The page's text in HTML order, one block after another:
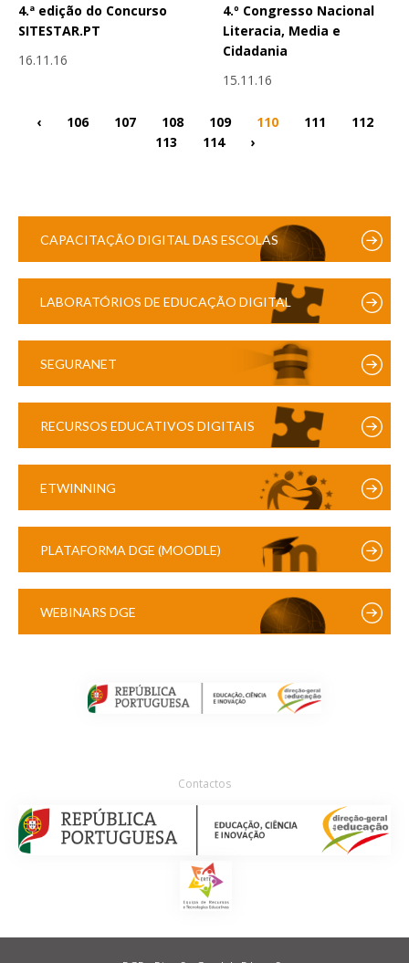
4.ª edição do Concurso
SITESTAR.PT
16.11.16
4.º Congresso Nacional
Literacia, Media e
Cidadania
15.11.16
‹ 106 107 108 109 110 111
112
113
114 ›
CAPACITAÇÃO DIGITAL DAS ESCOLAS
LABORATÓRIOS DE EDUCAÇÃO DIGITAL
SEGURANET
RECURSOS EDUCATIVOS DIGITAIS
ETWINNING
PLATAFORMA DGE (MOODLE)
WEBINARS DGE
Contactos